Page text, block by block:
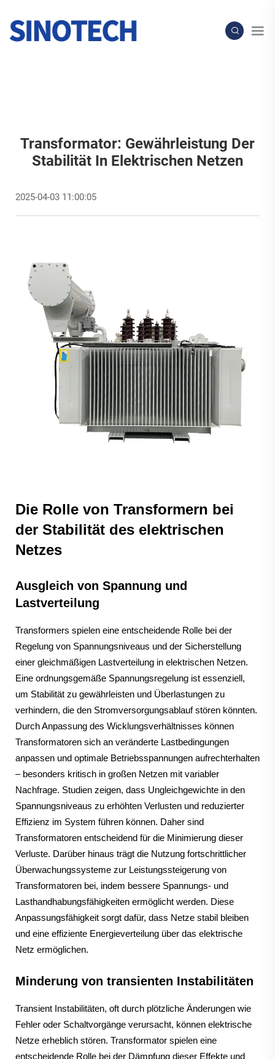
Transformator: Gewährleistung Der
Stabilität In Elektrischen Netzen
2025-04-03 11:00:05
Die Rolle von Transformern bei
der Stabilität des elektrischen
Netzes
Ausgleich von Spannung und
Lastverteilung
Transformers spielen eine entscheidende Rolle bei der
Regelung von Spannungsniveaus und der Sicherstellung
einer gleichmäßigen Lastverteilung in elektrischen Netzen.
Eine ordnungsgemäße Spannungsregelung ist essenziell,
um Stabilität zu gewährleisten und Überlastungen zu
verhindern, die den Stromversorgungsablauf stören könnten.
Durch Anpassung des Wicklungsverhältnisses können
Transformatoren sich an veränderte Lastbedingungen
anpassen und optimale Betriebsspannungen aufrechterhalten
– besonders kritisch in großen Netzen mit variabler
Nachfrage. Studien zeigen, dass Ungleichgewichte in den
Spannungsniveaus zu erhöhten Verlusten und reduzierter
Effizienz im System führen können. Daher sind
Transformatoren entscheidend für die Minimierung dieser
Verluste. Darüber hinaus trägt die Nutzung fortschrittlicher
Überwachungssysteme zur Leistungssteigerung von
Transformatoren bei, indem bessere Spannungs- und
Lasthandhabungsfähigkeiten ermöglicht werden. Diese
Anpassungsfähigkeit sorgt dafür, dass Netze stabil bleiben
und eine effiziente Energieverteilung über das elektrische
Netz ermöglichen.
Minderung von transienten Instabilitäten
Transient Instabilitäten, oft durch plötzliche Änderungen wie
Fehler oder Schaltvorgänge verursacht, können elektrische
Netze erheblich stören. Transformator spielen eine
entscheidende Rolle bei der Dämpfung dieser Effekte und